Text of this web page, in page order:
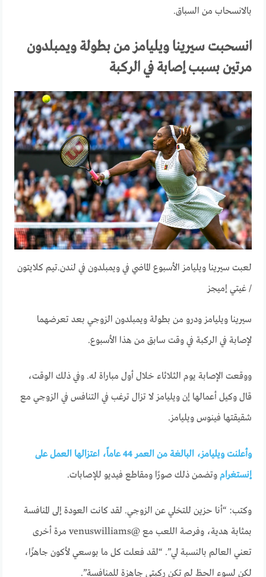
بالانسحاب من السباق.
انسحبت سيرينا ويليامز من بطولة ويمبلدون
مرتين بسبب إصابة في الركبة
لعبت سيرينا ويليامز الأسبوع الماضي في ويمبلدون في لندن.تيم كلايتون
/ غيتي إميجز
سيرينا ويليامز ودرو من بطولة ويمبلدون الزوجي بعد تعرضهما
لإصابة في الركبة في وقت سابق من هذا الأسبوع.
ووقعت الإصابة يوم الثلاثاء خلال أول مباراة له. وفي ذلك الوقت،
قال وكيل أعمالها إن ويليامز لا تزال ترغب في التنافس في الزوجي مع
شقيقتها فينوس ويليامز.
وأعلنت ويليامز، البالغة من العمر 44 عاماً، اعتزالها العمل على
إنستغرام وتضمن ذلك صورًا ومقاطع فيديو للإصابات.
وكتب: “أنا حزين للتخلي عن الزوجي. لقد كانت العودة إلى المنافسة
بمثابة هدية، وفرصة اللعب مع @venuswilliams مرة أخرى
تعني العالم بالنسبة لي”. “لقد فعلت كل ما بوسعي لأكون جاهزًا،
لكن لسوء الحظ لم تكن ركبتي جاهزة للمنافسة”.